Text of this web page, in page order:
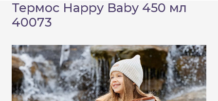
Термос Happy Baby 450 мл
40073